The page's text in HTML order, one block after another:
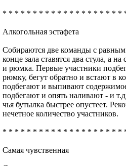
* * * * * * * * * * * * * * * * * * * *
Алкогольная эстафета
Собираются две команды с
конце зала ставятся два стула, а
и рюмка. Первые участники
рюмку, бегут обратно и встают в
подбегают и выпивают
подбегают и опять наливают - и
чья бутылка быстрее опустеет.
нечетное количество участников.
* * * * * * * * * * * * * * * * * * * *
Самая чувственная